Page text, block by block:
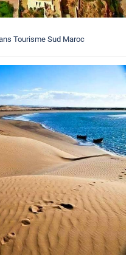
Tourisme Sud Maroc